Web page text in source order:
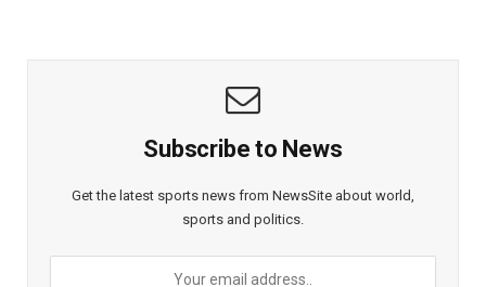
Subscribe to News
Get the latest sports news from NewsSite about world,
sports and politics.